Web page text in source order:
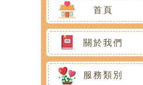
首頁
關於我們
組織架構
服務類別